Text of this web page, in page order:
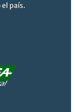
país.